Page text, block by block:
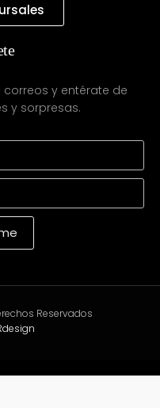
y entérate de
y sorpresas.
Reservados